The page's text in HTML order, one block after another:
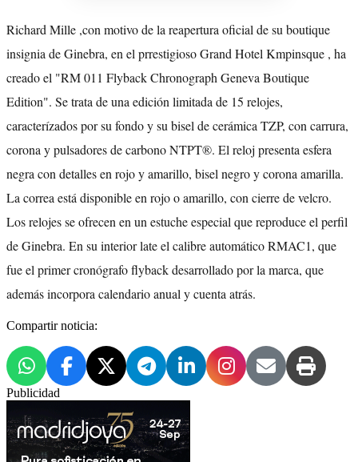
Richard Mille ,con motivo de la reapertura oficial de su boutique
insignia de Ginebra, en el prrestigioso Grand Hotel Kmpinsque , ha
creado el "RM 011 Flyback Chronograph Geneva Boutique
Edition". Se trata de una edición limitada de 15 relojes,
caracterízados por su fondo y su bisel de cerámica TZP, con carrura,
corona y pulsadores de carbono NTPT®. El reloj presenta esfera
negra con detalles en rojo y amarillo, bisel negro y corona amarilla.
La correa está disponible en rojo o amarillo, con cierre de velcro.
Los relojes se ofrecen en un estuche especial que reproduce el perfil
de Ginebra. En su interior late el calibre automático RMAC1, que
fue el primer cronógrafo flyback desarrollado por la marca, que
además incorpora calendario anual y cuenta atrás.
Compartir noticia:
Publicidad